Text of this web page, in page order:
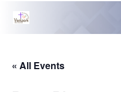
« All Events